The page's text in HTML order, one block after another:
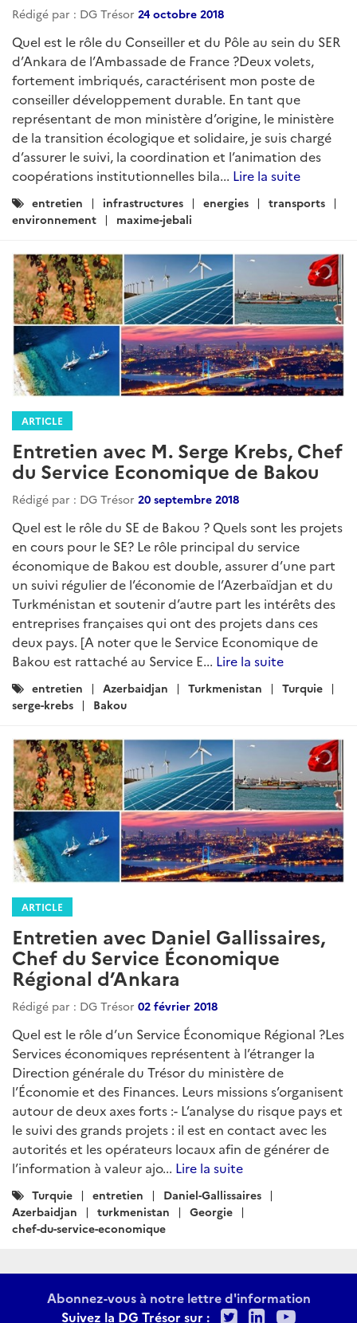
Rédigé par : DG Trésor 24 octobre 2018
Quel est le rôle du Conseiller et du Pôle au sein du SER
d’Ankara de l’Ambassade de France ?Deux volets,
fortement imbriqués, caractérisent mon poste de
conseiller développement durable. En tant que
représentant de mon ministère d’origine, le ministère
de la transition écologique et solidaire, je suis chargé
d’assurer le suivi, la coordination et l’animation des
coopérations institutionnelles bila... Lire la suite
Catégories
:
entretien infrastructures energies
transports
environnement
maxime-jebali
ARTICLE
Entretien avec M. Serge Krebs, Chef
du Service Economique de Bakou
Rédigé par : DG Trésor 20 septembre 2018
Quel est le rôle du SE de Bakou ? Quels sont les projets
en cours pour le SE? Le rôle principal du service
économique de Bakou est double, assurer d’une part
un suivi régulier de l’économie de l’Azerbaïdjan et du
Turkménistan et soutenir d’autre part les intérêts des
entreprises françaises qui ont des projets dans ces
deux pays. [A noter que le Service Economique de
Bakou est rattaché au Service E... Lire la suite
Catégories
:
entretien Azerbaidjan Turkmenistan
Turquie
serge-krebs
Bakou
ARTICLE
Entretien avec Daniel Gallissaires,
Chef du Service Économique
Régional d’Ankara
Rédigé par : DG Trésor 02 février 2018
Quel est le rôle d’un Service Économique Régional ?Les
Services économiques représentent à l’étranger la
Direction générale du Trésor du ministère de
l’Économie et des Finances. Leurs missions s’organisent
autour de deux axes forts :- L’analyse du risque pays et
le suivi des grands projets : il est en contact avec les
autorités et les opérateurs locaux afin de générer de
l’information à valeur ajo... Lire la suite
Catégories
:
Turquie entretien
Daniel-Gallissaires
Azerbaidjan
turkmenistan
Georgie
chef-du-service-economique
Abonnez-vous à notre lettre d'information
Suivez la DG Trésor sur :
TwitterLinkedIn